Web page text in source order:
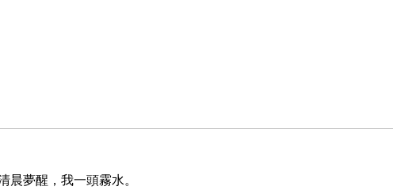
晨夢醒，我一頭霧水。